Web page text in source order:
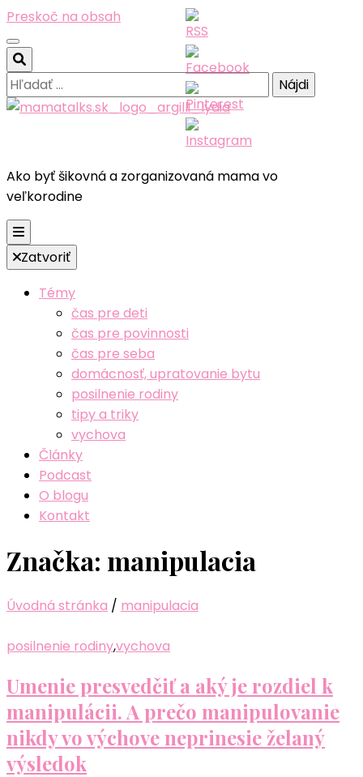
Preskoč na obsah
Hľadať:
Ako byť šikovná a zorganizovaná mama vo
veľkorodine
Zatvoriť
Témy
čas pre deti
čas pre povinnosti
čas pre seba
domácnosť, upratovanie bytu
posilnenie rodiny
tipy a triky
vychova
Články
Podcast
O blogu
Kontakt
Značka: manipulacia
Úvodná stránka / manipulacia
posilnenie rodiny,vychova
Umenie presvedčiť a aký je rozdiel k
manipulácii. A prečo manipulovanie
nikdy vo výchove neprinesie želaný
výsledok